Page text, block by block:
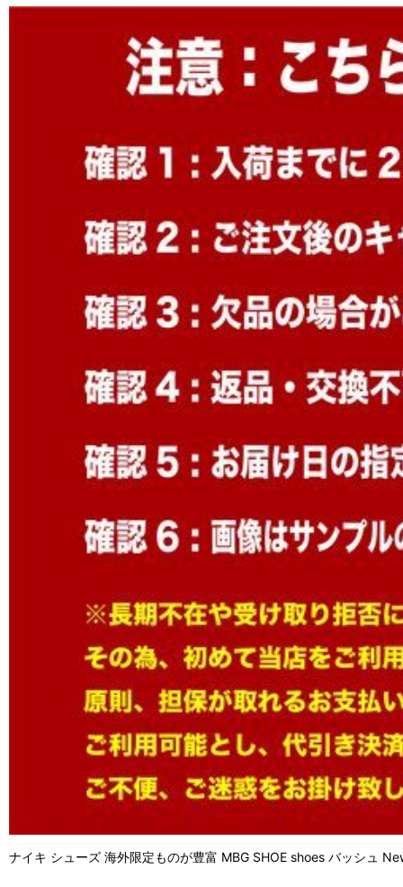
ナイキ シューズ 海外限定ものが豊富 MBG SHOE shoes バッシュ